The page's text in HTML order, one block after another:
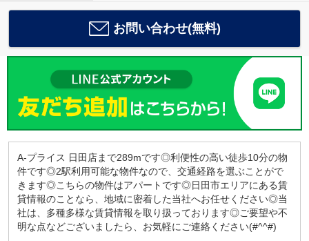
お問い合わせ(無料)
A-プライス 日田店まで289mです◎利便性の高い徒歩10分の物
件です◎2駅利用可能な物件なので、交通経路を選ぶことがで
きます◎こちらの物件はアパートです◎日田市エリアにある賃
貸情報のことなら、地域に密着した当社へお任せください◎当
社は、多種多様な賃貸情報を取り扱っております◎ご要望や不
明な点などございましたら、お気軽にご連絡ください(#^^#)